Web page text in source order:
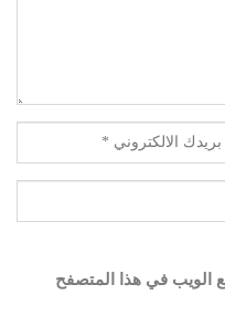
الويب في هذا المتصفح